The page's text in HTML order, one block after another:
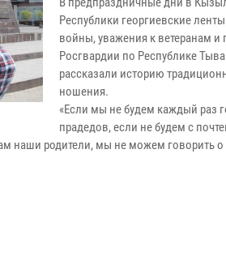
Республики георгиевские
войны, уважения к ветеранам
Росгвардии по Республике
рассказали историю
ношения.
«Если мы не будем каждый раз
прадедов, если не будем с
наши родители, мы не можем говорить о